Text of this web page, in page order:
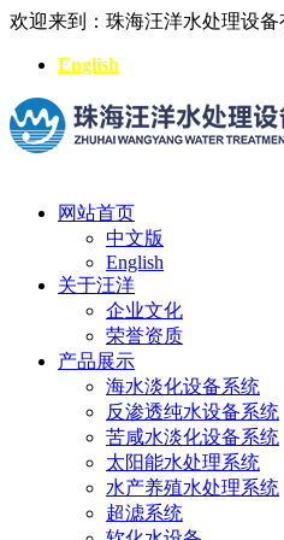
欢迎来到：珠海汪洋水处理设备
English
网站首页
中文版
English
关于汪洋
企业文化
荣誉资质
产品展示
海水淡化设备系统
反渗透纯水设备系统
苦咸水淡化设备系统
太阳能水处理系统
水产养殖水处理系统
超滤系统